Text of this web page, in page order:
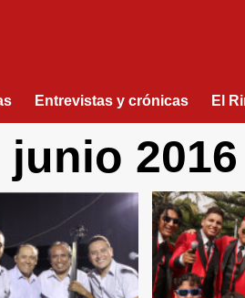
Entrevistas y crónicas El
junio 2016